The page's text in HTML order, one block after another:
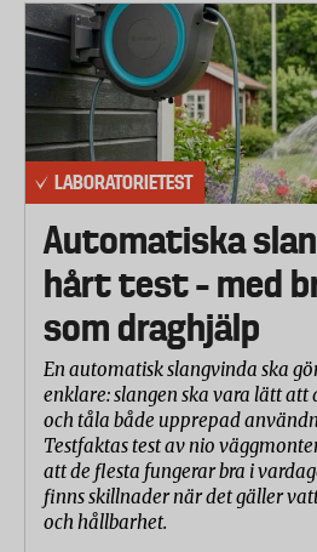
LABORATORIETEST
Automatiska
hårt test – med
som draghjälp
En automatisk slangvinda ska
enklare: slangen ska vara lätt att
och tåla både upprepad
Testfaktas test av nio
att de flesta fungerar bra i
finns skillnader när det gäller
och hållbarhet.